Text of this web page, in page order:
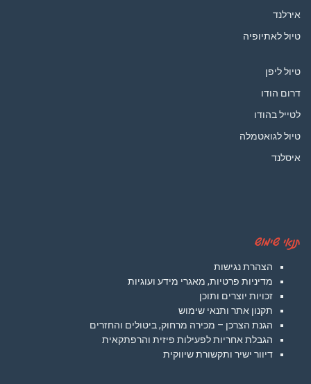
אירלנד
טיול לאתיופיה
טיול ליפן
דרום הודו
לטייל בהודו
טיול לגואטמלה
איסלנד
תנאי שימוש
הצהרת נגישות
מדיניות פרטיות, מאגרי מידע ועוגיות
זכויות יוצרים ותוכן
תקנון אתר ותנאי שימוש
הגנת הצרכן – מכירה מרחוק, ביטולים והחזרים
הגבלת אחריות לפעילות פיזית והרפתקאית
דיוור ישיר ותקשורת שיווקית